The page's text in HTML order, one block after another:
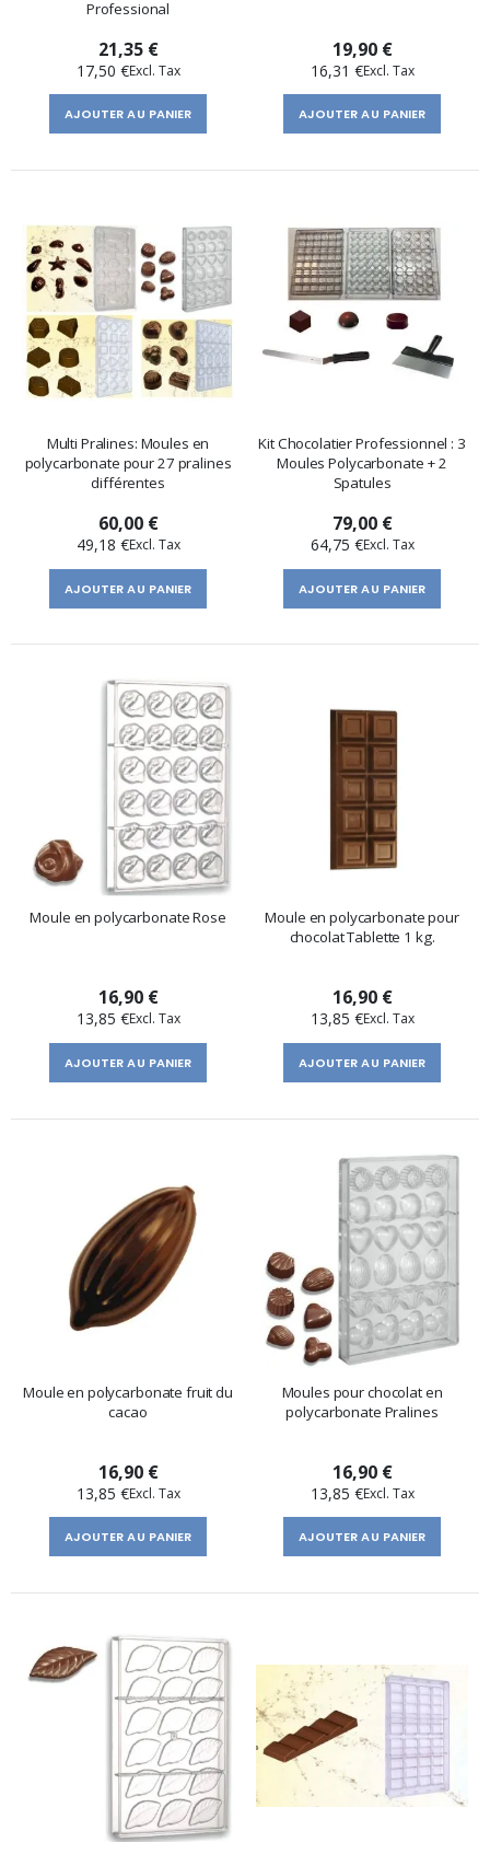
Professional
21,35 €
17,50 €
AJOUTER AU PANIER
19,90 €
16,31 €
AJOUTER AU PANIER
Multi Pralines: Moules en
polycarbonate pour 27 pralines
différentes
60,00 €
49,18 €
AJOUTER AU PANIER
Kit Chocolatier Professionnel : 3
Moules Polycarbonate + 2
Spatules
79,00 €
64,75 €
AJOUTER AU PANIER
Moule en polycarbonate Rose
16,90 €
13,85 €
AJOUTER AU PANIER
Moule en polycarbonate pour
chocolat Tablette 1 kg.
16,90 €
13,85 €
AJOUTER AU PANIER
Moule en polycarbonate fruit du
cacao
16,90 €
13,85 €
AJOUTER AU PANIER
Moules pour chocolat en
polycarbonate Pralines
16,90 €
13,85 €
AJOUTER AU PANIER